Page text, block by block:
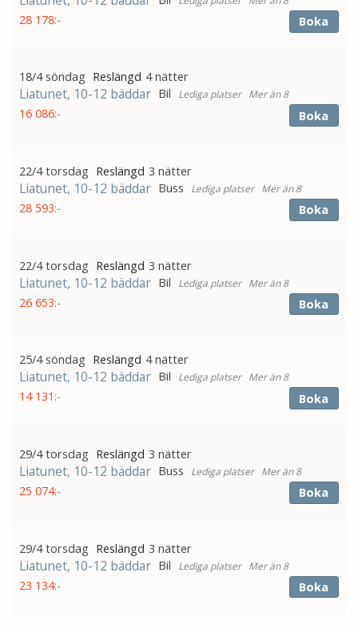
28 178:- Boka
18/4 söndag 4 nätter
Liatunet, 10-12 bäddar Bil Mer än 8
16 086:- Boka
22/4 torsdag 3 nätter
Liatunet, 10-12 bäddar Buss Mer än 8
28 593:- Boka
22/4 torsdag 3 nätter
Liatunet, 10-12 bäddar Bil Mer än 8
26 653:- Boka
25/4 söndag 4 nätter
Liatunet, 10-12 bäddar Bil Mer än 8
14 131:- Boka
29/4 torsdag 3 nätter
Liatunet, 10-12 bäddar Buss Mer än 8
25 074:- Boka
29/4 torsdag 3 nätter
Liatunet, 10-12 bäddar Bil Mer än 8
23 134:- Boka